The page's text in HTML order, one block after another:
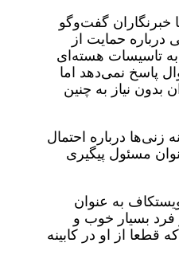
خبرنگاران گفت‌وگو
حمایت از
به تاسیسات هسته‌ای
پاسخ نمی‌دهد اما
بدون نیاز به چنین
زنی‌ها درباره احتمال
مسئول پیگیری
به عنوان
فرد بسیار خوب و
قطعا از او در کابینه